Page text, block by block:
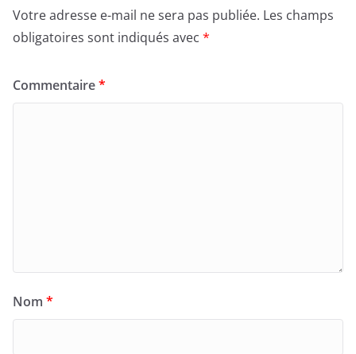
Votre adresse e-mail ne sera pas publiée. Les champs
obligatoires sont indiqués avec *
Commentaire*
Nom *